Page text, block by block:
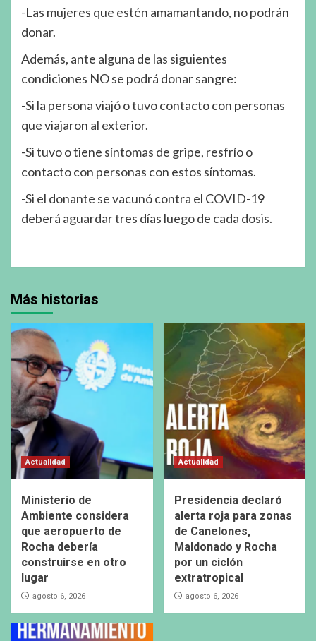
-Las mujeres que estén amamantando, no podrán
donar.
Además, ante alguna de las siguientes
condiciones NO se podrá donar sangre:
-Si la persona viajó o tuvo contacto con personas
que viajaron al exterior.
-Si tuvo o tiene síntomas de gripe, resfrío o
contacto con personas con estos síntomas.
-Si el donante se vacunó contra el COVID-19
deberá aguardar tres días luego de cada dosis.
Más historias
Actualidad
Ministerio de
Ambiente considera
que aeropuerto de
Rocha debería
construirse en otro
lugar
agosto 6, 2026
Actualidad
Presidencia declaró
alerta roja para zonas
de Canelones,
Maldonado y Rocha
por un ciclón
extratropical
agosto 6, 2026